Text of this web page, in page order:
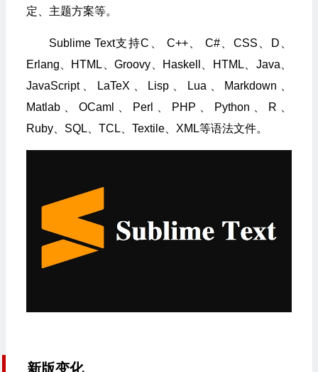
定、主题方案等。
Sublime Text支持C、 C++、 C#、CSS、D、
Erlang、HTML、Groovy、Haskell、HTML、Java、
JavaScript、LaTeX、Lisp、Lua、Markdown、
Matlab、OCaml、Perl、PHP、Python、R、
Ruby、SQL、TCL、Textile、XML等语法文件。
新版变化